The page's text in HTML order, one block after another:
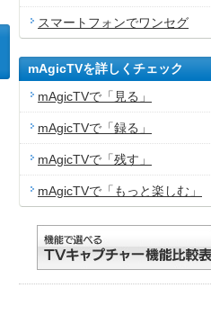
スマートフォンでワンセグ
mAgicTVを詳しくチェック
mAgicTVで「見る」
mAgicTVで「録る」
mAgicTVで「残す」
mAgicTVで「もっと楽しむ」